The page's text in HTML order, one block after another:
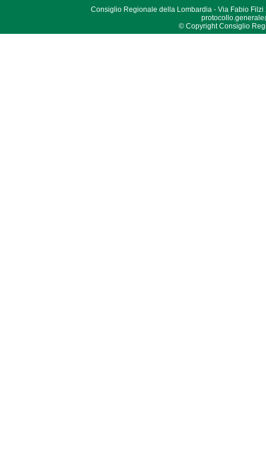
Consiglio Regionale della Lombardia - Via Fabio Filzi
© Copyright Consiglio